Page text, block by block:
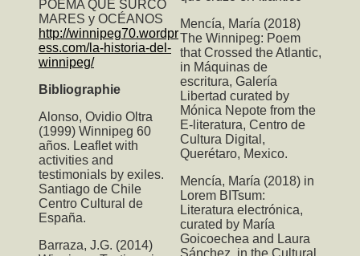
POEMA QUE SURCÓ
MARES y OCÉANOS
http://winnipeg70.wordpr
ess.com/la-historia-del-
winnipeg/
Bibliographie
Alonso, Ovidio Oltra
(1999) Winnipeg 60
años. Leaflet with
activities and
testimonials by exiles.
Santiago de Chile
Centro Cultural de
España.
Barraza, J.G. (2014)
Mencía, María (2018)
The Winnipeg: Poem
that Crossed the Atlantic,
in Máquinas de
escritura, Galería
Libertad curated by
Mónica Nepote from the
E-literatura, Centro de
Cultura Digital,
Querétaro, Mexico.
Mencía, María (2018) in
Lorem BITsum:
Literatura electrónica,
curated by María
Goicoechea and Laura
Sánchez, in the Cultural